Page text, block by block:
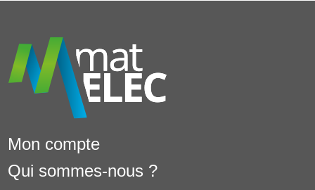
Mon compte
Qui sommes-nous ?